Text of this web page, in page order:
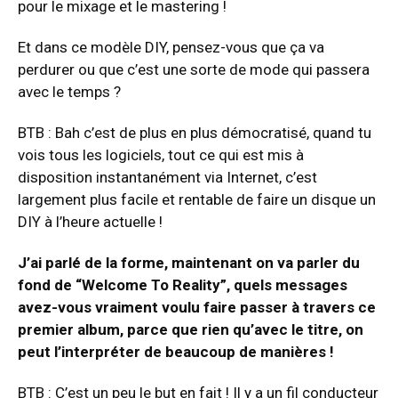
pour le mixage et le mastering !
Et dans ce modèle DIY, pensez-vous que ça va
perdurer ou que c’est une sorte de mode qui passera
avec le temps ?
BTB : Bah c’est de plus en plus démocratisé, quand tu
vois tous les logiciels, tout ce qui est mis à
disposition instantanément via Internet, c’est
largement plus facile et rentable de faire un disque un
DIY à l’heure actuelle !
J’ai parlé de la forme, maintenant on va parler du
fond de “Welcome To Reality”, quels messages
avez-vous vraiment voulu faire passer à travers ce
premier album, parce que rien qu’avec le titre, on
peut l’interpréter de beaucoup de manières !
BTB : C’est un peu le but en fait ! Il y a un fil conducteur